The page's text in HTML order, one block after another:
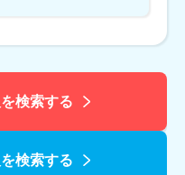
検索する
検索する